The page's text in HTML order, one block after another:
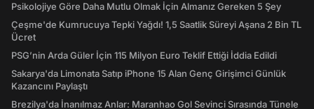
Psikolojiye Göre Daha Mutlu Olmak İçin Almanız Gereken 5 Şey
Çeşme'de Kumrucuya Tepki Yağdı! 1,5 Saatlik Süreyi Aşana 2 Bin TL
Ücret
PSG’nin Arda Güler İçin 115 Milyon Euro Teklif Ettiği İddia Edildi
Sakarya'da Limonata Satıp iPhone 15 Alan Genç Girişimci Günlük
Kazancını Paylaştı
Brezilya'da İnanılmaz Anlar: Maranhao Gol Sevinci Sırasında Tünele